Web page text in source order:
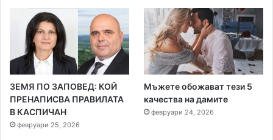
ЗЕМЯ ПО ЗАПОВЕД: КОЙ
ПРЕНАПИСВА ПРАВИЛАТА
В КАСПИЧАН
февруари 25, 2026
Мъжете обожават тези 5
качества на дамите
февруари 24, 2026